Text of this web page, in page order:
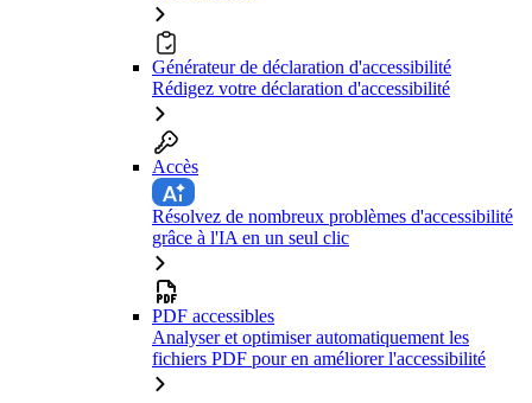
Générateur de déclaration d'accessibilité
Rédigez votre déclaration d'accessibilité
Accès
Résolvez de nombreux problèmes d'accessibilité
grâce à l'IA en un seul clic
PDF accessibles
Analyser et optimiser automatiquement les
fichiers PDF pour en améliorer l'accessibilité